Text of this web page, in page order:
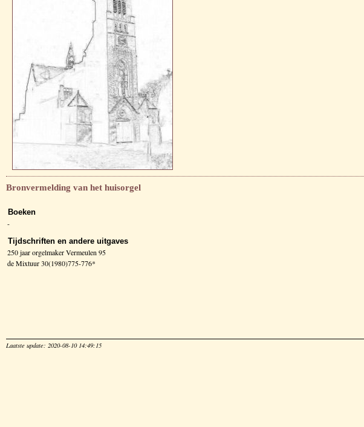
Bronvermelding van het huisorgel
Boeken
-
Tijdschriften en andere uitgaves
250 jaar orgelmaker Vermeulen 95
de Mixtuur 30(1980)775-776*
Laatste update: 2020-08-10 14:49:15